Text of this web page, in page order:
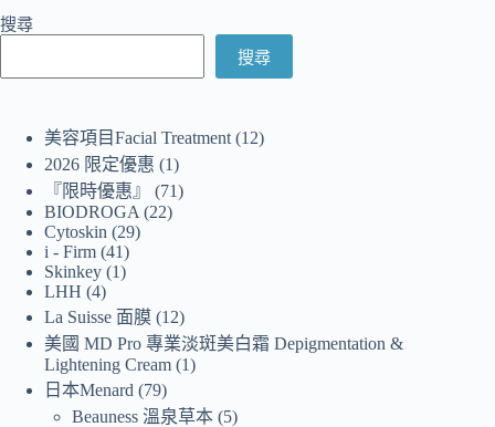
搜尋
搜尋
美容項目Facial Treatment 12
2026 限定優惠
1
『限時優惠』
71
BIODROGA
22
Cytoskin
29
i - Firm 41
Skinkey 1
LHH 4
La Suisse 面膜 12
美國 MD Pro 專業淡斑美白霜 Depigmentation &
Lightening Cream 1
日本Menard
79
Beauness 溫泉草本 5